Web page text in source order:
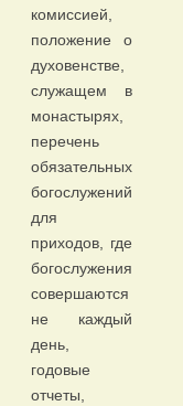
комиссией,
положение о
духовенстве,
служащем в
монастырях,
перечень
обязательных
богослужений
для
приходов, где
богослужения
совершаются
не каждый
день,
годовые
отчеты,